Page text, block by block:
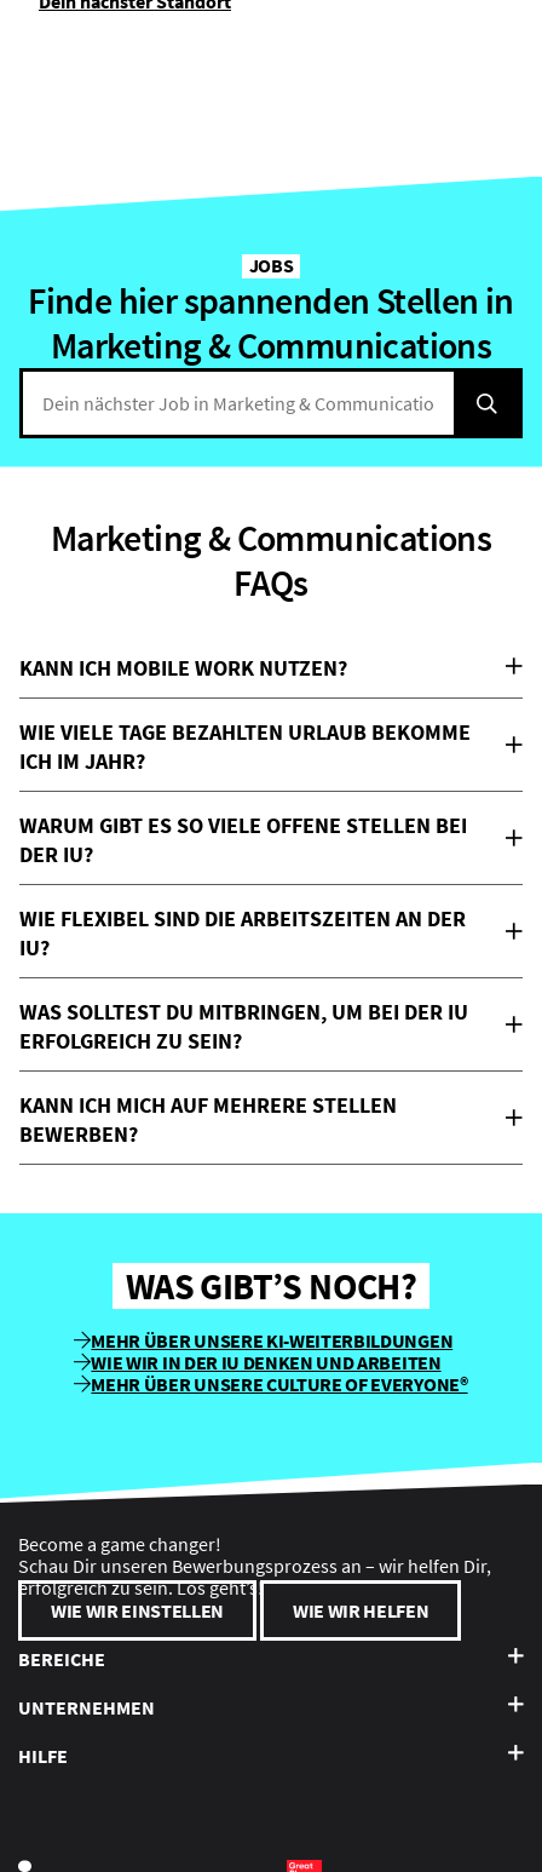
JOBS
Finde hier spannenden Stellen in
Marketing & Communications
Marketing & Communications
FAQs
KANN ICH MOBILE WORK NUTZEN?
WIE VIELE TAGE BEZAHLTEN URLAUB BEKOMME
ICH IM JAHR?
WARUM GIBT ES SO VIELE OFFENE STELLEN BEI
DER IU?
WIE FLEXIBEL SIND DIE ARBEITSZEITEN AN DER
IU?
WAS SOLLTEST DU MITBRINGEN, UM BEI DER IU
ERFOLGREICH ZU SEIN?
KANN ICH MICH AUF MEHRERE STELLEN
BEWERBEN?
WAS GIBT’S NOCH?
MEHR ÜBER UNSERE KI-WEITERBILDUNGEN
WIE WIR IN DER IU DENKEN UND ARBEITEN
MEHR ÜBER UNSERE CULTURE OF EVERYONE®
Become a game changer!
Schau Dir unseren Bewerbungsprozess an – wir helfen Dir,
erfolgreich zu sein. Los geht’s!
WIE WIR EINSTELLEN
WIE WIR HELFEN
BEREICHE
UNTERNEHMEN
HILFE